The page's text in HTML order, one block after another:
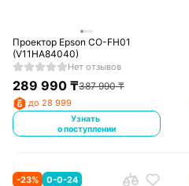
Проектор Epson CO-FH01
(V11HA84040)
Нет отзывов
289 990₸387 990₸
до 28 999
Узнать
о поступлении
-23% 0-0-24